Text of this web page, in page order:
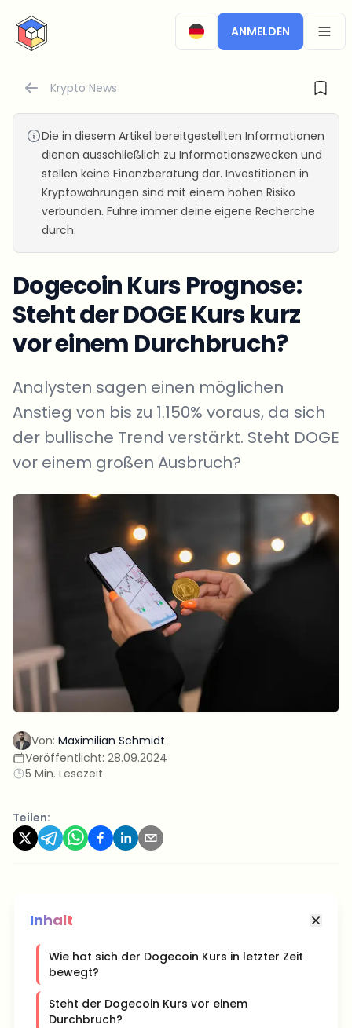
CryptoTicker
ANMELDEN
Krypto News
Die in diesem Artikel bereitgestellten Informationen
dienen ausschließlich zu Informationszwecken und
stellen keine Finanzberatung dar. Investitionen in
Kryptowährungen sind mit einem hohen Risiko
verbunden. Führe immer deine eigene Recherche
durch.
Dogecoin Kurs Prognose:
Steht der DOGE Kurs kurz
vor einem Durchbruch?
Analysten sagen einen möglichen
Anstieg von bis zu 1.150% voraus, da sich
der bullische Trend verstärkt. Steht DOGE
vor einem großen Ausbruch?
Von: Maximilian Schmidt
Veröffentlicht: 28.09.2024
5 Min. Lesezeit
Teilen:
Inhalt
Wie hat sich der Dogecoin Kurs in letzter Zeit
bewegt?
Steht der Dogecoin Kurs vor einem
Durchbruch?